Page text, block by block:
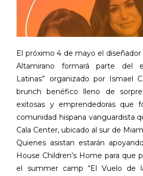
El próximo 4 de mayo el
Altamirano formará parte del
Latinas” organizado por Ismael
brunch benéfico lleno de
exitosas y emprendedoras que
comunidad hispana vanguardista
Cala Center, ubicado al sur de
Quienes asistan estarán
House Children’s Home para que
el summer camp “El Vuelo de